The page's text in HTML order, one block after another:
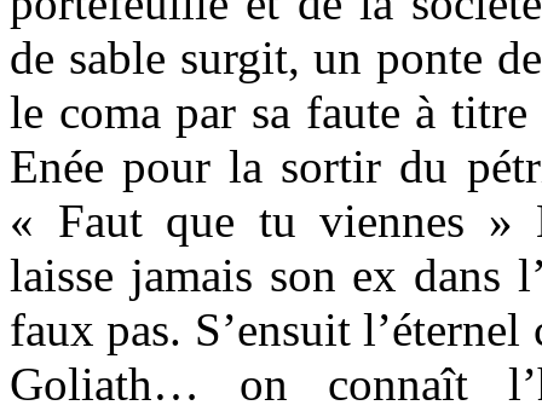
de sable surgit, un ponte
le coma par sa faute à
Enée pour la sortir du
« Faut que tu viennes »
laisse jamais son ex dans
faux pas. S’ensuit
Goliath… on connaît